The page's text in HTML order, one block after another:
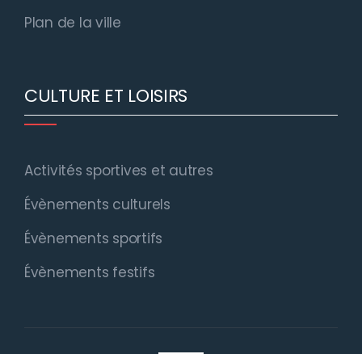
Plan de la ville
CULTURE ET LOISIRS
Activités sportives et autres
Évènements culturels
Évènements sportifs
Évènements festifs